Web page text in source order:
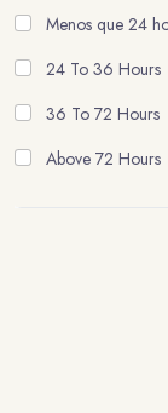
Menos que 24
24 To 36 Hours
36 To 72 Hours
Above 72 Hours